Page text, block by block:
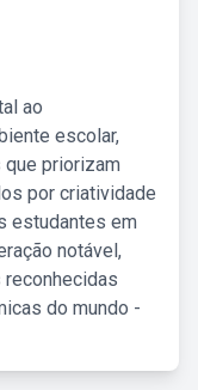
ao
escolar,
priorizam
por criatividade
estudantes em
notável,
do mundo -